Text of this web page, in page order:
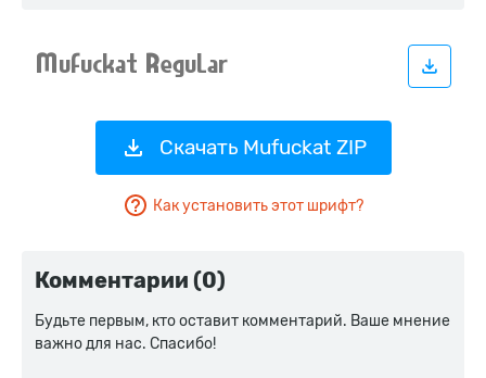
Скачать Mufuckat ZIP
Как установить этот шрифт?
Комментарии (0)
Будьте первым, кто оставит комментарий. Ваше мнение
важно для нас. Спасибо!